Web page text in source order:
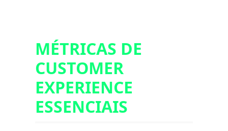
MÉTRICAS DE
CUSTOMER
EXPERIENCE
ESSENCIAIS